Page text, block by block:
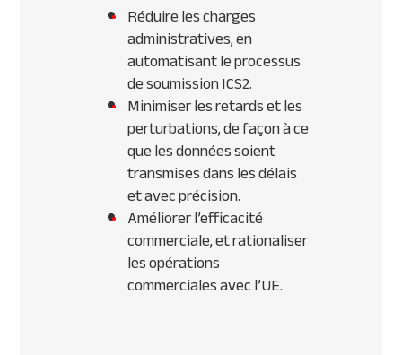
Réduire les charges
administratives, en
automatisant le processus
de soumission ICS2.
Minimiser les retards et les
perturbations, de façon à ce
que les données soient
transmises dans les délais
et avec précision.
Améliorer l’efficacité
commerciale, et rationaliser
les opérations
commerciales avec l’UE.